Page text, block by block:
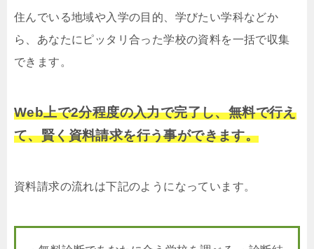
住んでいる地域や入学の目的、学びたい学科などか
ら、あなたにピッタリ合った学校の資料を一括で収集
できます。
Web上で2分程度の入力で完了し、無料で行え
て、賢く資料請求を行う事ができます。
資料請求の流れは下記のようになっています。